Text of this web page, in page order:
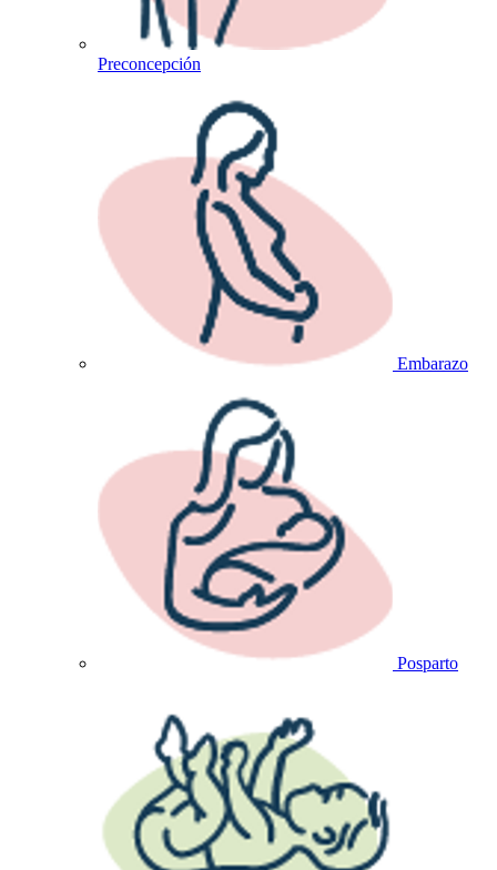
Preconcepción
Embarazo
Posparto